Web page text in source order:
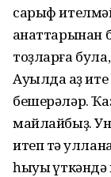
сарыф
ҡанаттарынан
тоҙларға
Ауылда ҡаҙ
бешерәләр.
майлайбыҙ.
итеп тә
һыуыҡ